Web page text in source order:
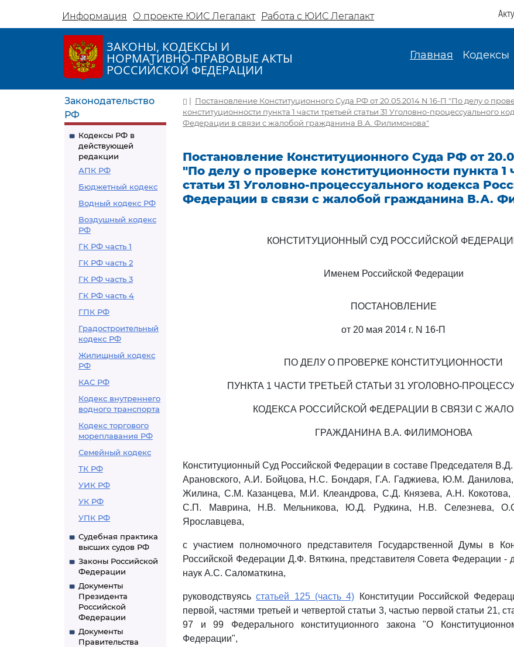
Информация О проекте ЮИС Легалакт Работа с ЮИС Легалакт
ЗАКОНЫ, КОДЕКСЫ И
НОРМАТИВНО-ПРАВОВЫЕ АКТЫ
РОССИЙСКОЙ ФЕДЕРАЦИИ
Главная Кодексы
Законодательство
РФ
Кодексы РФ в
действующей
редакции
АПК РФ
Бюджетный кодекс
Водный кодекс РФ
Воздушный кодекс
РФ
ГК РФ часть 1
ГК РФ часть 2
ГК РФ часть 3
ГК РФ часть 4
ГПК РФ
Градостроительный
кодекс РФ
Жилищный кодекс
РФ
КАС РФ
Кодекс внутреннего
водного транспорта
Кодекс торгового
мореплавания РФ
Семейный кодекс
ТК РФ
УИК РФ
УК РФ
УПК РФ
Судебная практика
высших судов РФ
Законы Российской
Федерации
Документы
Президента
Российской
Федерации
Документы
Правительства
| Постановление Конституционного Суда РФ от 20.05.2014 N 16-П "По делу о
конституционности пункта 1 части третьей статьи 31 Уголовно-процессуального
Федерации в связи с жалобой гражданина В.А. Филимонова"
Постановление Конституционного Суда РФ от
"По делу о проверке конституционности пункта 1
статьи 31 Уголовно-процессуального кодекса
Федерации в связи с жалобой гражданина В.А.
КОНСТИТУЦИОННЫЙ СУД РОССИЙСКОЙ
Именем Российской Федерации
ПОСТАНОВЛЕНИЕ
от 20 мая 2014 г. N 16-П
ПО ДЕЛУ О ПРОВЕРКЕ КОНСТИТУЦИОННОСТИ
ПУНКТА 1 ЧАСТИ ТРЕТЬЕЙ СТАТЬИ 31 УГОЛОВНО-
КОДЕКСА РОССИЙСКОЙ ФЕДЕРАЦИИ В СВЯЗИ С
ГРАЖДАНИНА В.А. ФИЛИМОНОВА
Конституционный Суд Российской Федерации в составе Председателя
Арановского, А.И. Бойцова, Н.С. Бондаря, Г.А. Гаджиева, Ю.М.
Жилина, С.М. Казанцева, М.И. Клеандрова, С.Д. Князева, А.Н. Кокотова,
С.П. Маврина, Н.В. Мельникова, Ю.Д. Рудкина, Н.В. Селезнева,
Ярославцева,
с участием полномочного представителя Государственной Думы в
Российской Федерации Д.Ф. Вяткина, представителя Совета Федерации -
наук А.С. Саломаткина,
руководствуясьстатьей 125 (часть 4) Конституции Российской
первой, частями третьей и четвертой статьи 3, частью первой статьи 21,
97 и 99 Федерального конституционного закона "О
Федерации",